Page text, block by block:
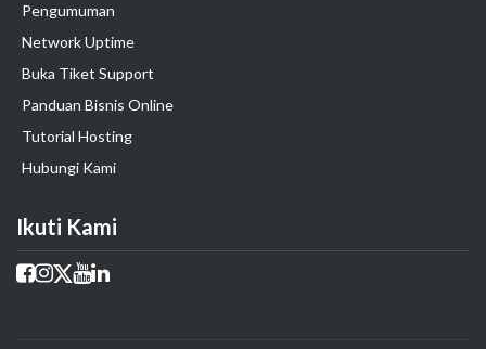
Pengumuman
Network Uptime
Buka Tiket Support
Panduan Bisnis Online
Tutorial Hosting
Hubungi Kami
Ikuti Kami